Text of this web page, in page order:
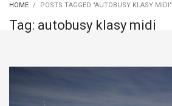
HOME POSTS TAGGED "AUTOBUSY KLASY MIDI"
Tag: autobusy klasy midi